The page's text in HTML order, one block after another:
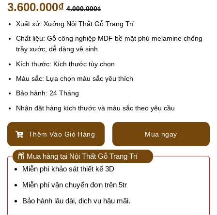
3.600.000₫ 4.000.000₫
Xuất xứ: Xưởng Nội Thất Gỗ Trang Trí
Chất liệu: Gỗ công nghiệp MDF bề mặt phủ melamine chống
trầy xước, dễ dàng vệ sinh
Kích thước: Kích thước tùy chọn
Màu sắc: Lựa chọn màu sắc yêu thích
Bảo hành: 24 Tháng
Nhận đặt hàng kích thước và màu sắc theo yêu cầu
Thêm Vào Giỏ Hàng Mua ngay
Mua hàng tại Nội Thất Gỗ Trang Trí
Miễn phí khảo sát thiết kế 3D
Miễn phí vận chuyển đơn trên 5tr
Bảo hành lâu dài, dịch vụ hậu mãi.